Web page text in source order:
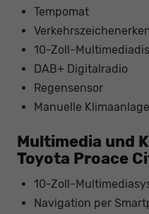
Tempomat
10-Zoll-
DAB+ Digitalradio
Regensensor
Manuelle Klimaanlage
Multimedia und
Toyota Proace
10-Zoll-
Navigation per